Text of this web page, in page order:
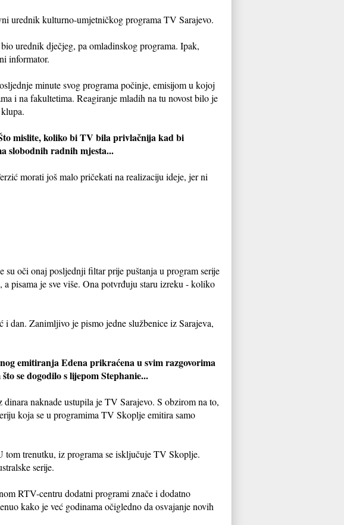
urednik kulturno-umjetničkog programa TV Sarajevo.
urednik dječjeg, pa omladinskog programa. Ipak,
informator.
minute svog programa počinje, emisijom u kojoj
i na fakultetima. Reagiranje mladih na tu novost bilo je
mislite, koliko bi TV bila privlačnija kad bi
slobodnih radnih mjesta...
morati još malo pričekati na realizaciju ideje, jer ni
oči onaj posljednji filtar prije puštanja u program serije
pisama je sve više. Ona potvrđuju staru izreku - koliko
dan. Zanimljivo je pismo jedne službenice iz Sarajeva,
emitiranja Edena prikraćena u svim razgovorima
se dogodilo s lijepom Stephanie...
naknade ustupila je TV Sarajevo. S obzirom na to,
koja se u programima TV Skoplje emitira samo
trenutku, iz programa se isključuje TV Skoplje.
serije.
RTV-centru dodatni programi znače i dodatno
kako je već godinama očigledno da osvajanje novih